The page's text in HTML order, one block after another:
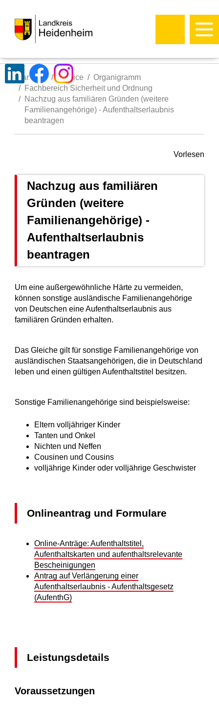
Startseite Service
Organigramm
Fachbereich Sicherheit und Ordnung
Nachzug aus familiären Gründen (weitere
Familienangehörige) - Aufenthaltserlaubnis
beantragen
Vorlesen
Nachzug aus familiären
Gründen (weitere
Familienangehörige) -
Aufenthaltserlaubnis
beantragen
Um eine außergewöhnliche Härte zu vermeiden,
können sonstige ausländische Familienangehörige
von Deutschen eine Aufenthaltserlaubnis aus
familiären Gründen erhalten.
Das Gleiche gilt für sonstige Familienangehörige von
ausländischen Staatsangehörigen, die in Deutschland
leben und einen gültigen Aufenthaltstitel besitzen.
Sonstige Familienangehörige sind beispielsweise:
Eltern volljähriger Kinder
Tanten und Onkel
Nichten und Neffen
Cousinen und Cousins
volljährige Kinder oder volljährige Geschwister
Onlineantrag und Formulare
Online-Anträge: Aufenthaltstitel,
Aufenthaltskarten und aufenthaltsrelevante
Bescheinigungen
Antrag auf Verlängerung einer
Aufenthaltserlaubnis - Aufenthaltsgesetz
(AufenthG)
Leistungsdetails
Voraussetzungen